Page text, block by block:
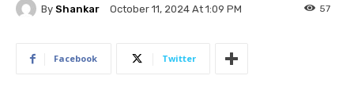
By Shankar October 11, 2024 At 1:09 PM 57
Facebook Twitter